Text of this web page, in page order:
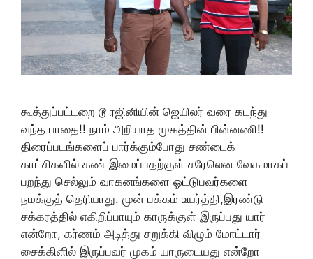
கூத்துப்பட்டறை டூ ரஜினியின் ஜெயிலர் வரை கடந்து
வந்த பாதை!! நாம் அறியாத முகத்தின் பின்னணி!!
திரைப்படங்களைப் பார்க்கும்போது சண்டைக்
காட்சிகளில் கண் இமைப்பதற்குள் சரேலென வேகமாகப்
பறந்து செல்லும் வாகனங்களை ஓட்டுபவர்களை
நமக்குத் தெரியாது. முன் பக்கம் உயர்த்தி,இரண்டு
சக்கரத்தில் எகிறிப்பாயும் காருக்குள் இருப்பது யார்
என்றோ, கர்ணம் அடித்து சறுக்கி விழும் மோட்டார்
சைக்கிளில் இருப்பவர் முகம் யாருடையது என்றோ